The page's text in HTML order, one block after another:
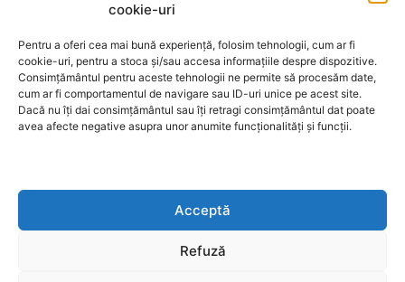
cookie-uri
Pentru a oferi cea mai bună experiență, folosim tehnologii, cum ar fi
cookie-uri, pentru a stoca și/sau accesa informațiile despre dispozitive.
Consimțământul pentru aceste tehnologii ne permite să procesăm date,
cum ar fi comportamentul de navigare sau ID-uri unice pe acest site.
Dacă nu îți dai consimțământul sau îți retragi consimțământul dat poate
avea afecte negative asupra unor anumite funcționalități și funcții.
Acceptă
Refuză
GDPR
Anunturi de licitații